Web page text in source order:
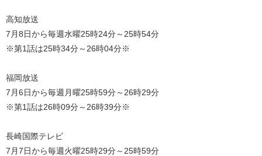
高知放送
7月8日から毎週水曜25時24分～25時54分
※第1話は25時34分～26時04分※
福岡放送
7月6日から毎週月曜25時59分～26時29分
※第1話は26時09分～26時39分※
長崎国際テレビ
7月7日から毎週火曜25時29分～25時59分